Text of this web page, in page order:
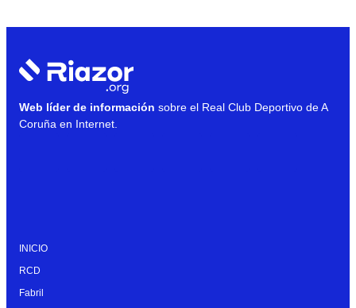
Web líder de información sobre el Real Club Deportivo de A
Coruña en Internet.
INICIO
RCD
Fabril